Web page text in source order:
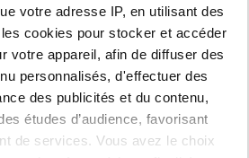
votre adresse IP, en utilisant des
cookies pour stocker et accéder
votre appareil, afin de diffuser des
personnalisés, d'effectuer des
des publicités et du contenu,
études d’audience, favorisant
de services. Vous avez le choix
le Bureau d'aide à la
autour de l'organisation de votre
personnel. L'objectif est devous
et à développer votre potentiel.
en soi, lagestion du stress
mentale aux examensseront
:
ateliers
,vidéos.
d'explorer ces thématiques